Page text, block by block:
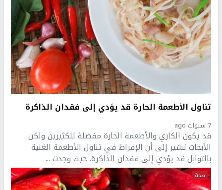
تناول الأطعمة الحارة قد يؤدي إلى فقدان الذاكرة
7 سنوات ago
قد يكون الكاري والأطعمة الحارة مفضلة للكثيرين ولكن
الأبحاث تشير إلى أن الإفراط في تناول الأطعمة الغنية
بالتوابل قد يؤدي إلى فقدان الذاكرة. حيث وجدت ...
صحة